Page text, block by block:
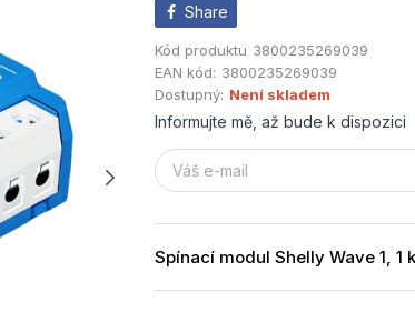
Share
Kód produktu 3800235269039
EAN kód: 3800235269039
Dostupný: Není skladem
Informujte mě, až bude k dispozici
Spínací modul Shelly Wave 1, 1